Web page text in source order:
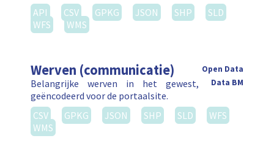
API
CSV GPKG JSON SHP
SLD
WFS
WMS
Werven (communicatie)
Open Data
Data BM
Belangrijke werven in het gewest,
geëncodeerd voor de portaalsite.
CSV
GPKG JSON SHP SLD
WFS
WMS